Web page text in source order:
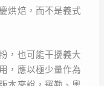
烘焙，而不是義式
，也可能干擾義大
，應以極少量作為